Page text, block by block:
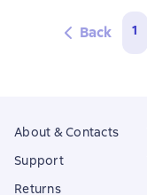
Back 1
About & Contacts
Support
Returns